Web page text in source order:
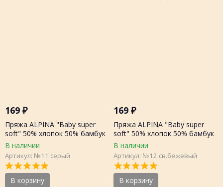
169 ₽
Пряжа ALPINA "Baby super
soft" 50% хлопок 50% бамбук
50г 150 метров, шт.
В наличии
Артикул: №11 серый
В корзину
169₽
Пряжа ALPINA "Baby super
soft" 50% хлопок 50% бамбук
50г 150 метров, шт.
В наличии
Артикул: №12 св.бежевый
В корзину